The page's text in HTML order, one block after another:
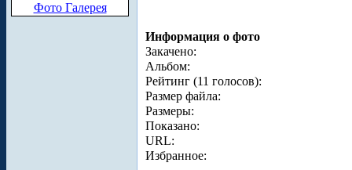
Фото Галерея
Информация о фото
Закачено:
Альбом:
Рейтинг (11 голосов):
Размер файла:
Размеры:
Показано:
URL:
Избранное: